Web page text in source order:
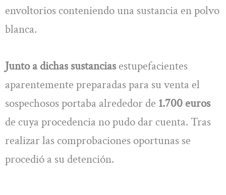
envoltorios conteniendo una sustancia en polvo
blanca.
Junto a dichas sustanciasestupefacientes
aparentemente preparadas para su venta el
sospechosos portaba alrededor de 1.700 euros
de cuya procedencia no pudo dar cuenta. Tras
realizar las comprobaciones oportunas se
procedió a su detención.